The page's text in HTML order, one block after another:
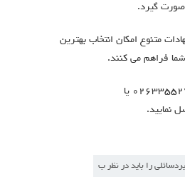
گیرد.
متنوع امکان انتخاب بهترین
شما فراهم می کنند.
جهت توضیحات بیشتر با ۰۲۶۳۳۵۵۲۷۱۲ یا
را باید در نظر ب